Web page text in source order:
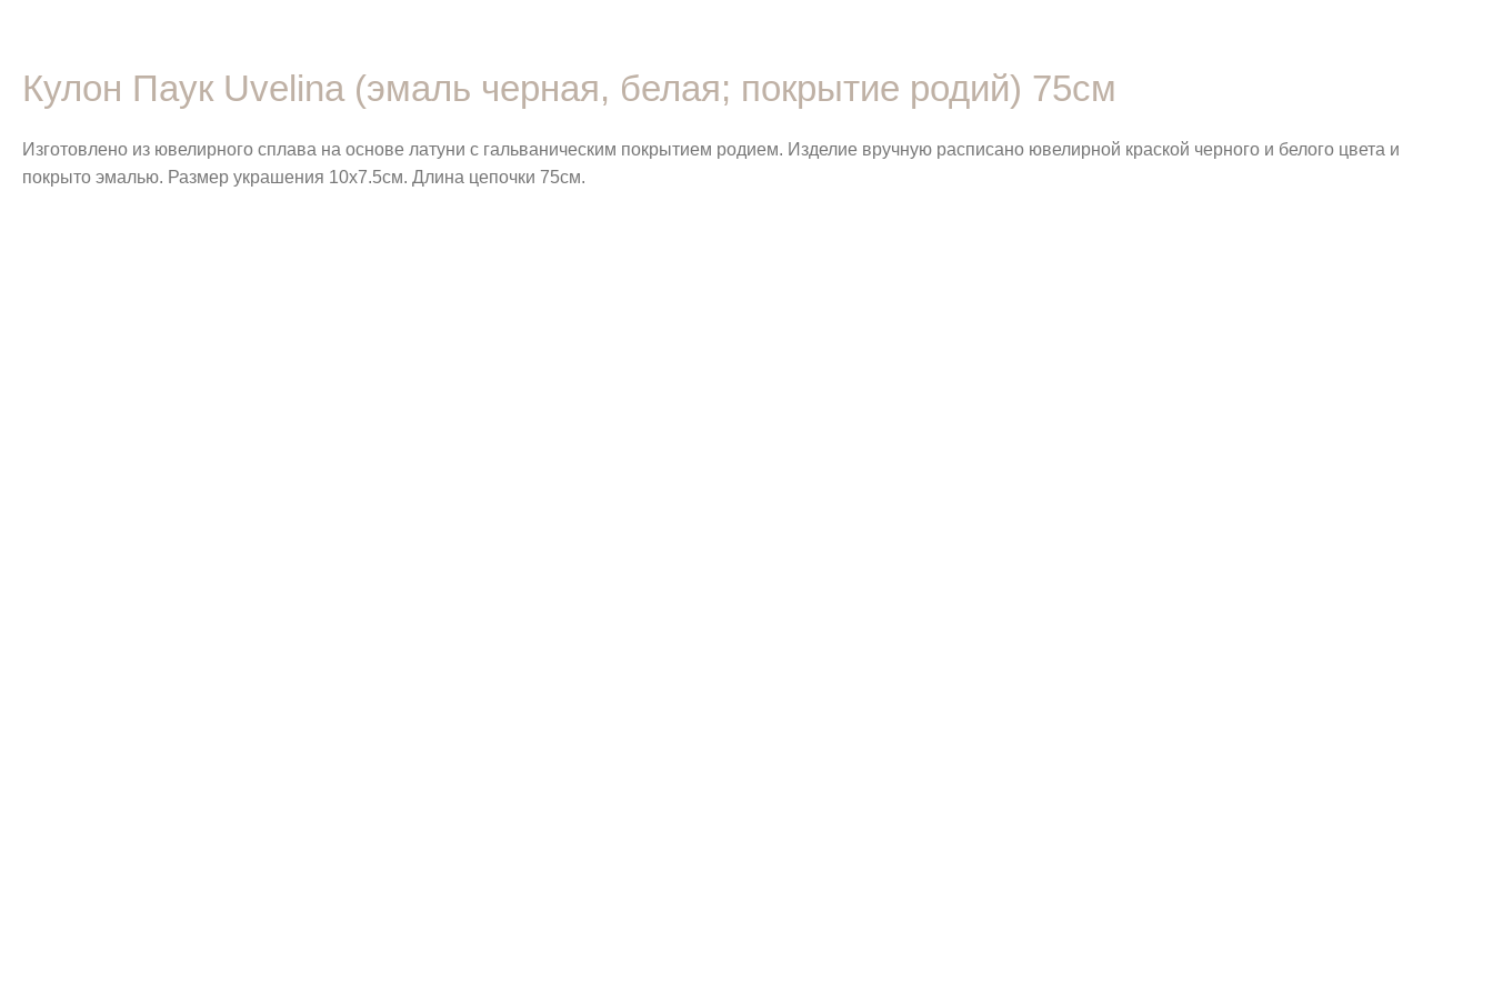
Кулон Паук Uvelina (эмаль черная, белая; покрытие родий) 75см
Изготовлено из ювелирного сплава на основе латуни с гальваническим покрытием родием. Изделие вручную расписано ювелирной краской черного и белого цвета и
покрыто эмалью. Размер украшения 10х7.5см. Длина цепочки 75см.